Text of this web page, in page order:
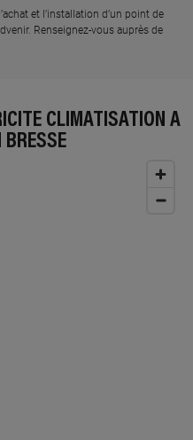
et l’installation d’un point de
Renseignez-vous auprès de
CLIMATISATION À
BRESSE